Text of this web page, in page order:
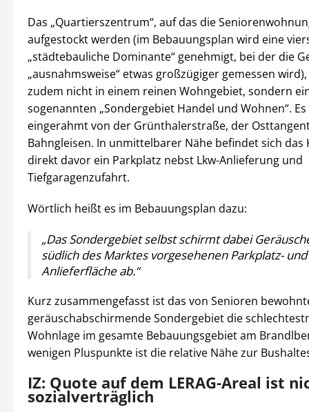
Das „Quartierszentrum“, auf das die
aufgestockt werden (im Bebauungsplan wird eine
„städtebauliche Dominante“ genehmigt, bei der die
„ausnahmsweise“ etwas großzügiger gemessen
zudem nicht in einem reinen Wohngebiet, sondern
sogenannten „Sondergebiet Handel und Wohnen“.
eingerahmt von der Grünthalerstraße, der
Bahngleisen. In unmittelbarer Nähe befindet sich das
direkt davor ein Parkplatz nebst Lkw-Anlieferung und
Tiefgaragenzufahrt.
Wörtlich heißt es im Bebauungsplan dazu:
„Das Sondergebiet selbst schirmt dabei
südlich des Marktes vorgesehenen Parkplatz- und
Anlieferfläche ab.“
Kurz zusammengefasst ist das von Senioren
geräuschabschirmende Sondergebiet die
Wohnlage im gesamte Bebauungsgebiet am
wenigen Pluspunkte ist die relative Nähe zur
IZ: Quote auf dem LERAG-Areal ist
sozialverträglich